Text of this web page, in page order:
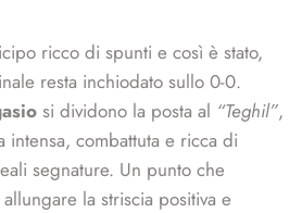
ricco di spunti e così è stato,
resta inchiodato sullo 0-0.
si dividono la posta al “Teghil”,
combattuta e ricca di
segnature. Un punto che
la striscia positiva e